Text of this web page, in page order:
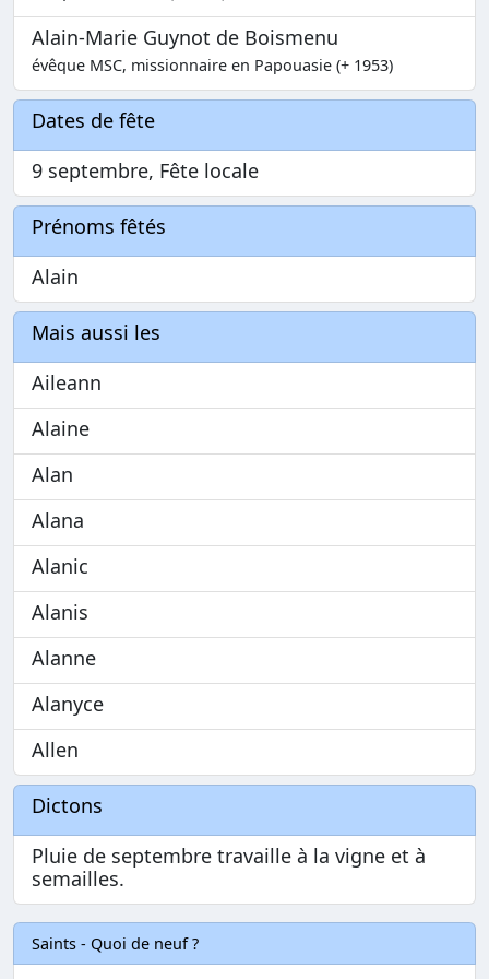
Alain-Marie Guynot de Boismenu
évêque MSC, missionnaire en Papouasie (+ 1953)
Dates de fête
9 septembre, Fête locale
Prénoms fêtés
Alain
Mais aussi les
Aileann
Alaine
Alan
Alana
Alanic
Alanis
Alanne
Alanyce
Allen
Dictons
Pluie de septembre travaille à la vigne et à
semailles.
Saints - Quoi de neuf ?